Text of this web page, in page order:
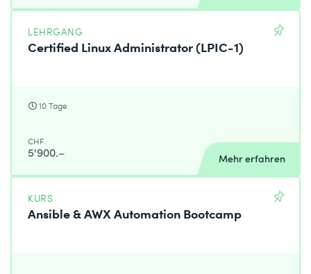
LEHRGANG
Certified Linux Administrator (LPIC-1)
10 Tage
CHF
5'900.– Mehr erfahren
KURS
Ansible & AWX Automation Bootcamp